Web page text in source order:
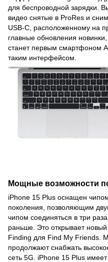
для беспроводной зарядки.
видео снятые в ProRes и
USB-C, расположенному на
главные обновления
станет первым смартфоном
таким интерфейсом.
Мощные возможности
iPhone 15 Plus оснащен
поколения, позволяющим
чипом соединяться в три
раньше. Это открывает
Finding для Find My Friends.
продолжают снабжать
сеть 5G. iPhone 15 Plus